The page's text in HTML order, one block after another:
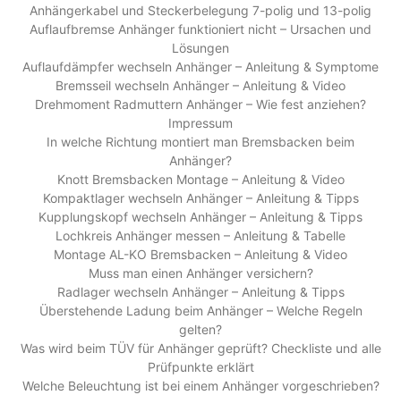
Anhängerkabel und Steckerbelegung 7-polig und 13-polig
Auflaufbremse Anhänger funktioniert nicht – Ursachen und
Lösungen
Auflaufdämpfer wechseln Anhänger – Anleitung & Symptome
Bremsseil wechseln Anhänger – Anleitung & Video
Drehmoment Radmuttern Anhänger – Wie fest anziehen?
Impressum
In welche Richtung montiert man Bremsbacken beim
Anhänger?
Knott Bremsbacken Montage – Anleitung & Video
Kompaktlager wechseln Anhänger – Anleitung & Tipps
Kupplungskopf wechseln Anhänger – Anleitung & Tipps
Lochkreis Anhänger messen – Anleitung & Tabelle
Montage AL-KO Bremsbacken – Anleitung & Video
Muss man einen Anhänger versichern?
Radlager wechseln Anhänger – Anleitung & Tipps
Überstehende Ladung beim Anhänger – Welche Regeln
gelten?
Was wird beim TÜV für Anhänger geprüft? Checkliste und alle
Prüfpunkte erklärt
Welche Beleuchtung ist bei einem Anhänger vorgeschrieben?